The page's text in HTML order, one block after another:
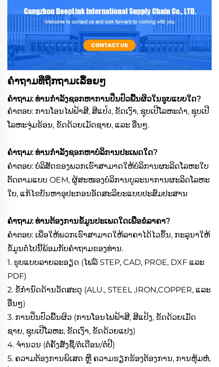
ຄຳຖາມທີ່ຖືກຖາມເລື້ອຍໆ
ຄຳຖາມ: ທ່ານກຳລັງຊອກຫາການປິ່ນປົວພື້ນຜິວໃນຮູບແບບໃດ?
ຄຳຕອບ: ການໂອນໄຟຟ້າສີ, ສີແປ้ง, ຂັດເງົາ, ຊຸບເປີໂລຫະດຳ, ຊຸບເປີ
ໂລຫະຈຸ່ມຮ້ອນ, ຂັດດ້ວຍເມັດຊາຍ, ແລະ ອື່ນໆ.
ຄຳຖາມ: ທ່ານກຳລັງຊອກຫາບໍລິການປະເພດໃດ?
ຄຳຕອບ: ບໍລິສັດຂອງພວກເຮົາສາມາດໃຫ້ບໍລິການຜະລິດໂລຫະໃບ
ຕັດຕາມແບບ OEM, ຜູ້ສະໜອງບໍລິການບູລະນາການຜະລິດໂລຫະ
ໃບ, ແກ້ໄຂບັນຫາອຸປະກອນອັດສະລິຍະແບບປະສົມປະສານ
ຄຳຖາມ: ທ່ານຕ້ອງການຂໍ້ມູນປະເພດໃດເພື່ອຂໍລາຄາ?
ຄຳຕອບ: ເພື່ອໃຫ້ພວກເຮົາສາມາດໃຫ້ລາຄາໄດ້ໄວຂຶ້ນ, ກະລຸນາໃຫ້
ຂໍ້ມູນຕໍ່ໄປນີ້ພ້ອມກັບຄຳຖາມຂອງທ່ານ.
1. ຮູບແບບລາຍລະອຽດ (ໄຟລ໌ STEP, CAD, PROE, DXF ແລະ
PDF)
2. ຂໍ້ກຳນົດດ້ານວັດສະດຸ (ALU., STEEL ,IRON,COPPER, ແລະ
ອື່ນໆ)
3. ການປິ່ນປົວພື້ນຜິວ (ການໂອນໄຟຟ້າສີ, ສີແປ້ງ, ຂັດດ້ວຍເມັດ
ຊາຍ, ຊຸບເປີໂລຫະ, ຂັດເງົາ, ຂັດດ້ວຍແປງ)
4. ຈຳນວນ (ຕໍ່ຄັ້ງສັ່ງຊື້/ຕໍ່ເດືອນ/ຕໍ່ປີ)
5. ຄວາມຕ້ອງການພິເສດ ຫຼື ຄວາມຮຽກຮ້ອງຕ້ອງການ, ການຫຸ້ມຫໍ່,